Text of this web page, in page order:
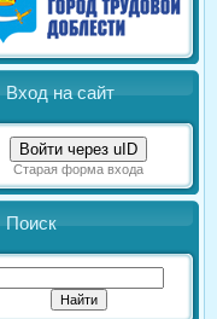
Вход на сайт
Войти через uID
Старая форма входа
Поиск